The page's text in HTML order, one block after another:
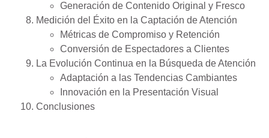
Generación de Contenido Original y Fresco
Medición del Éxito en la Captación de Atención
Métricas de Compromiso y Retención
Conversión de Espectadores a Clientes
La Evolución Continua en la Búsqueda de Atención
Adaptación a las Tendencias Cambiantes
Innovación en la Presentación Visual
Conclusiones